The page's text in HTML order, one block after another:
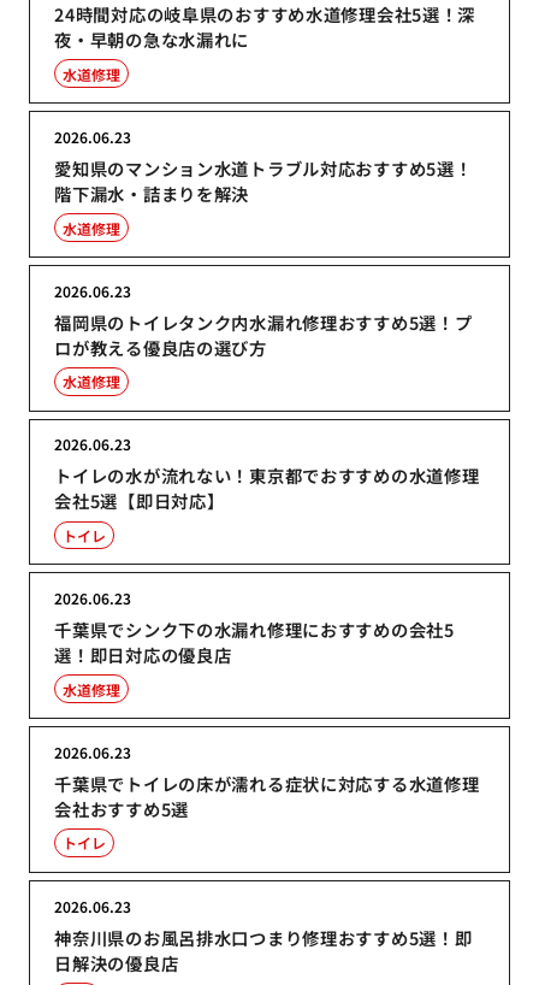
24時間対応の岐阜県のおすすめ水道修理会社5選！深
夜・早朝の急な水漏れに
水道修理
愛知県のマンション水道トラブル対応おすすめ5選！
階下漏水・詰まりを解決
2026.06.23
水道修理
福岡県のトイレタンク内水漏れ修理おすすめ5選！プ
ロが教える優良店の選び方
2026.06.23
水道修理
トイレの水が流れない！東京都でおすすめの水道修理
会社5選【即日対応】
2026.06.23
トイレ
千葉県でシンク下の水漏れ修理におすすめの会社5
選！即日対応の優良店
2026.06.23
水道修理
千葉県でトイレの床が濡れる症状に対応する水道修理
会社おすすめ5選
2026.06.23
トイレ
神奈川県のお風呂排水口つまり修理おすすめ5選！即
日解決の優良店
2026.06.23